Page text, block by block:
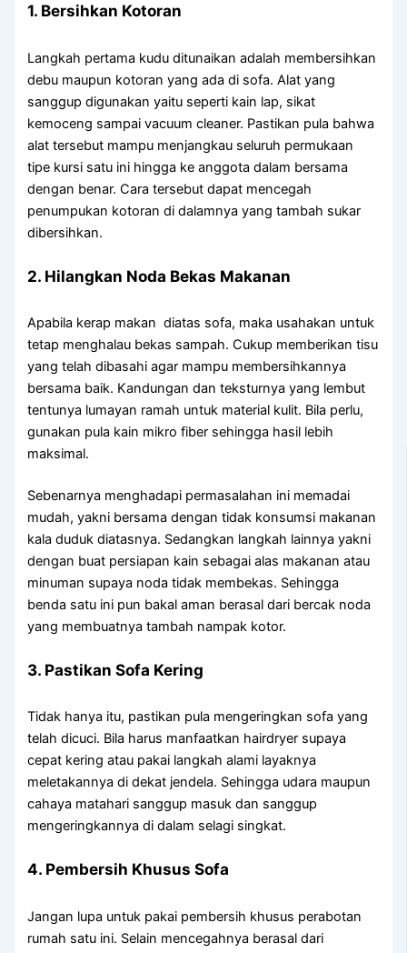
1. Bersihkan Kotoran
Langkah pertama kudu ditunaikan adalah membersihkan
debu maupun kotoran yang ada di sofa. Alat yang
sanggup digunakan yaitu seperti kain lap, sikat
kemoceng sampai vacuum cleaner. Pastikan pula bahwa
alat tersebut mampu menjangkau seluruh permukaan
tipe kursi satu ini hingga ke anggota dalam bersama
dengan benar. Cara tersebut dapat mencegah
penumpukan kotoran di dalamnya yang tambah sukar
dibersihkan.
2. Hilangkan Noda Bekas Makanan
Apabila kerap makan diatas sofa, maka usahakan untuk
tetap menghalau bekas sampah. Cukup memberikan tisu
yang telah dibasahi agar mampu membersihkannya
bersama baik. Kandungan dan teksturnya yang lembut
tentunya lumayan ramah untuk material kulit. Bila perlu,
gunakan pula kain mikro fiber sehingga hasil lebih
maksimal.
Sebenarnya menghadapi permasalahan ini memadai
mudah, yakni bersama dengan tidak konsumsi makanan
kala duduk diatasnya. Sedangkan langkah lainnya yakni
dengan buat persiapan kain sebagai alas makanan atau
minuman supaya noda tidak membekas. Sehingga
benda satu ini pun bakal aman berasal dari bercak noda
yang membuatnya tambah nampak kotor.
3. Pastikan Sofa Kering
Tidak hanya itu, pastikan pula mengeringkan sofa yang
telah dicuci. Bila harus manfaatkan hairdryer supaya
cepat kering atau pakai langkah alami layaknya
meletakannya di dekat jendela. Sehingga udara maupun
cahaya matahari sanggup masuk dan sanggup
mengeringkannya di dalam selagi singkat.
4. Pembersih Khusus Sofa
Jangan lupa untuk pakai pembersih khusus perabotan
rumah satu ini. Selain mencegahnya berasal dari